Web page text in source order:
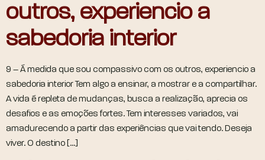
outros, experiencio a
sabedoria interior
9 – Á medida que sou compassivo com os outros, experiencio a
sabedoria interior Tem algo a ensinar, a mostrar e a compartilhar.
A vida é repleta de mudanças, busca a realização, aprecia os
desafios e as emoções fortes. Tem interesses variados, vai
amadurecendo a partir das experiências que vai tendo. Deseja
viver. O destino […]